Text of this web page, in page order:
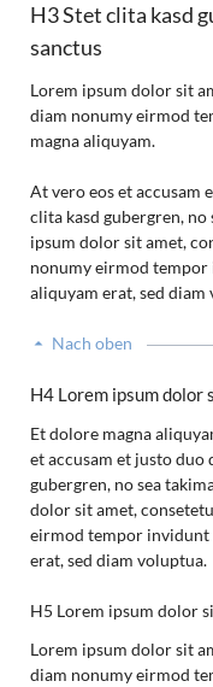
H3 Stet clita kasd
sanctus
Lorem ipsum dolor sit
diam nonumy eirmod
magna aliquyam.
At vero eos et accusam
clita kasd gubergren, no
ipsum dolor sit amet,
nonumy eirmod
aliquyam erat, sed diam
Nach oben
H4 Lorem ipsum
Et dolore magna
et accusam et justo duo
gubergren, no sea
dolor sit amet,
eirmod tempor invidunt
erat, sed diam voluptua.
H5 Lorem ipsum dolor
Lorem ipsum dolor sit
diam nonumy eirmod